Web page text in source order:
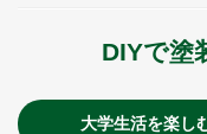
DIYで塗
大学生活を楽し